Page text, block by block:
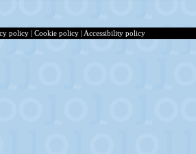
policy | Cookie policy | Accessibility policy